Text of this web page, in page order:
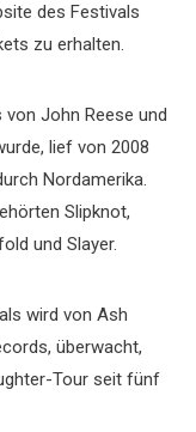
des Festivals
zu erhalten.
von John Reese und
lief von 2008
Nordamerika.
Slipknot,
und Slayer.
wird von Ash
überwacht,
Tour seit fünf